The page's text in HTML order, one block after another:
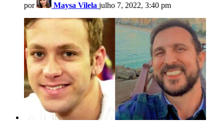
por Maysa Vilela julho 7, 2022, 3:40 pm